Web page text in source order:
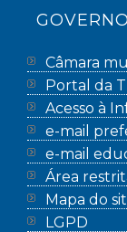
Câmara
Portal da
Acesso à
e-mail
e-mail
Área
Mapa do
LGPD